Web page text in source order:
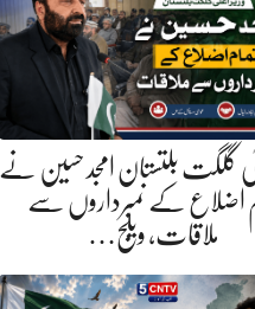
گلگت بلتستان امجد حسین نے
اضلاع کے نمبرداروں سے
ملاقات، ویلج…